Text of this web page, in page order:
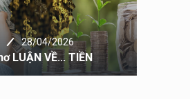
28/04/2026
LUẬN VỀ... TIỀN